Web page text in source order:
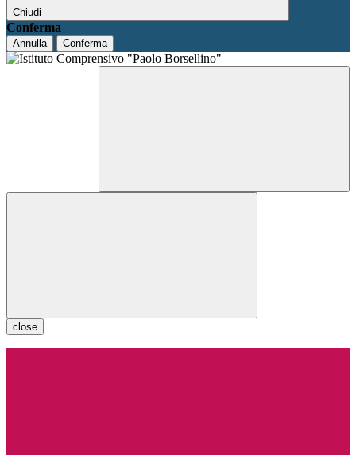
Chiudi
Conferma
Annulla Conferma
close